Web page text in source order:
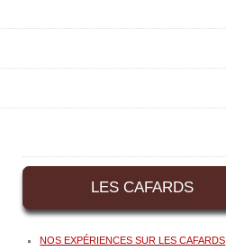
LES CAFARDS
NOS EXPÉRIENCES SUR LES CAFARDS